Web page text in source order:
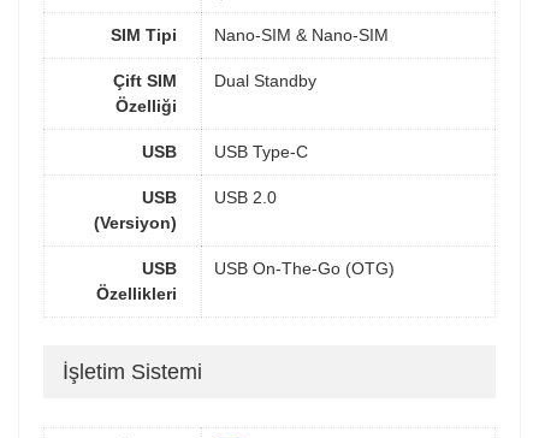
SIM Tipi Nano-SIM & Nano-SIM
Çift SIM
Özelliği
Dual Standby
USB USB Type-C
USB
(Versiyon)
USB 2.0
USB
Özellikleri
USB On-The-Go (OTG)
İşletim Sistemi